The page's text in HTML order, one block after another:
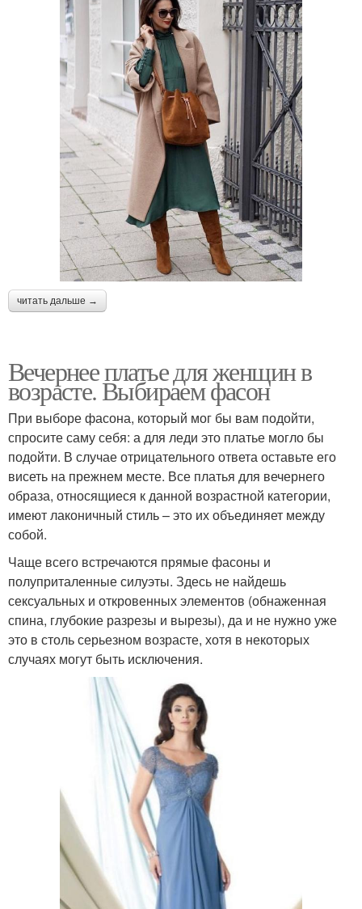
читать дальше →
Вечернее платье для женщин в
возрасте. Выбираем фасон
При выборе фасона, который мог бы вам подойти,
спросите саму себя: а для леди это платье могло бы
подойти. В случае отрицательного ответа оставьте его
висеть на прежнем месте. Все платья для вечернего
образа, относящиеся к данной возрастной категории,
имеют лаконичный стиль – это их объединяет между
собой.
Чаще всего встречаются прямые фасоны и
полуприталенные силуэты. Здесь не найдешь
сексуальных и откровенных элементов (обнаженная
спина, глубокие разрезы и вырезы), да и не нужно уже
это в столь серьезном возрасте, хотя в некоторых
случаях могут быть исключения.